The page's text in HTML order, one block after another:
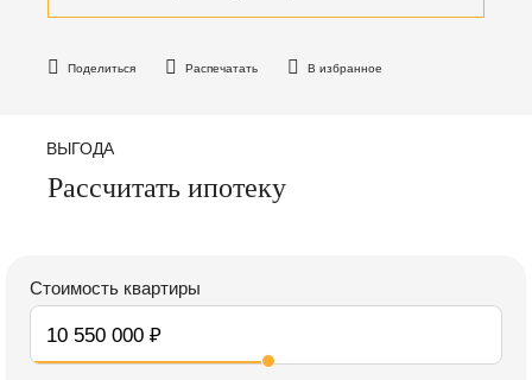
Поделиться Распечатать В избранное
ВЫГОДА
Рассчитать ипотеку
Стоимость квартиры